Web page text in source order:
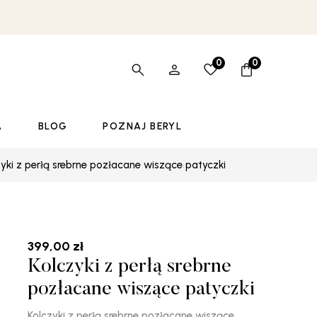
0 0
BLOG POZNAJ BERYL
z perłą srebrne pozłacane wiszące patyczki
399,00 zł
Kolczyki z perłą srebrne
pozłacane wiszące patyczki